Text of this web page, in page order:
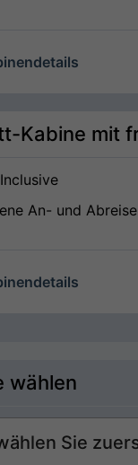
Kabine mit
An- und Abreise
wählen